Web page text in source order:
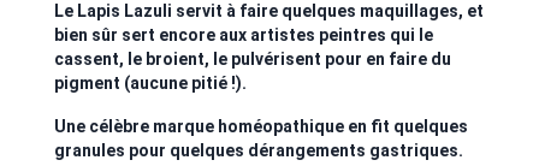
Le Lapis Lazuli servit à faire quelques maquillages, et
bien sûr sert encore aux artistes peintres qui le
cassent, le broient, le pulvérisent pour en faire du
pigment (aucune pitié !).
Une célèbre marque homéopathique en fit quelques
granules pour quelques dérangements gastriques.